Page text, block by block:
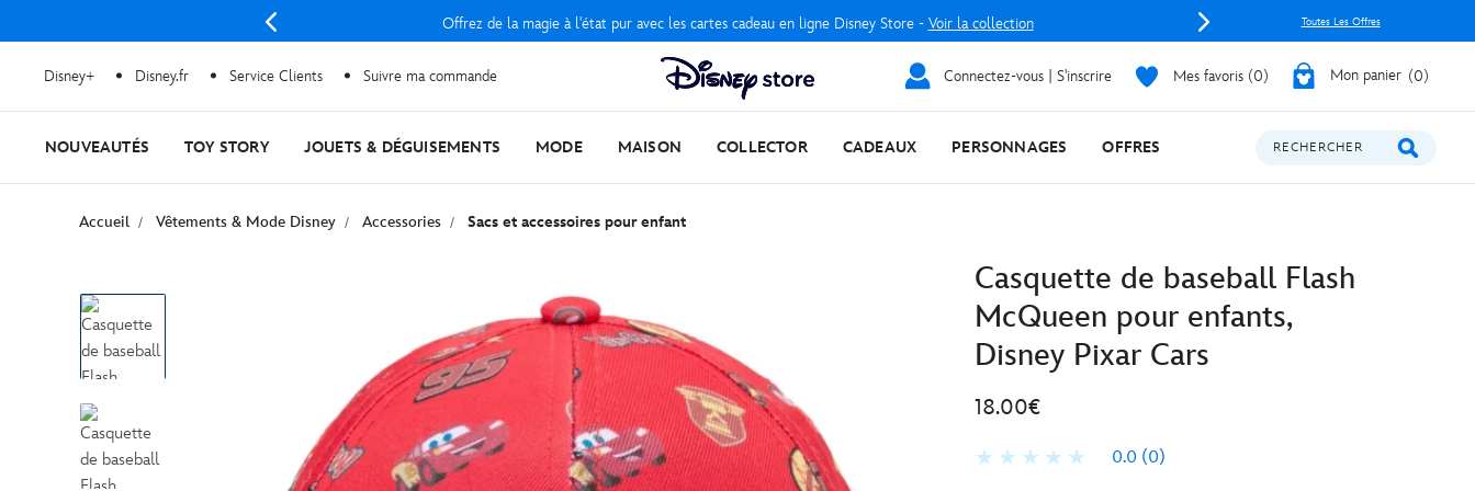
Offrez de la magie à l'état pur avec les cartes cadeau en ligne Disney Store - Voir la collection Toutes Les Offres
Disney+ Disney.fr Service Clients Suivre ma commande Connectez-vous | S'inscrire Mes favoris 0 Mon panier 0
NOUVEAUTÉS TOY STORY JOUETS & DÉGUISEMENTS MODE MAISON COLLECTOR CADEAUX PERSONNAGES OFFRES RECHERCHER
Accueil Vêtements & Mode Disney Accessories Sacs et accessoires pour enfant
Casquette de baseball Flash
McQueen pour enfants,
Disney Pixar Cars
18.00€
0.0 (0)